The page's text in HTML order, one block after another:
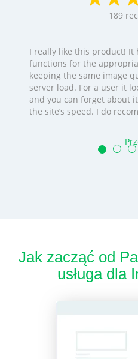
189
I really like this product! It
functions for the
keeping the same image
server load. For a user it
and you can forget about
the site’s speed. I do
Jak zacząć od
usługa dla